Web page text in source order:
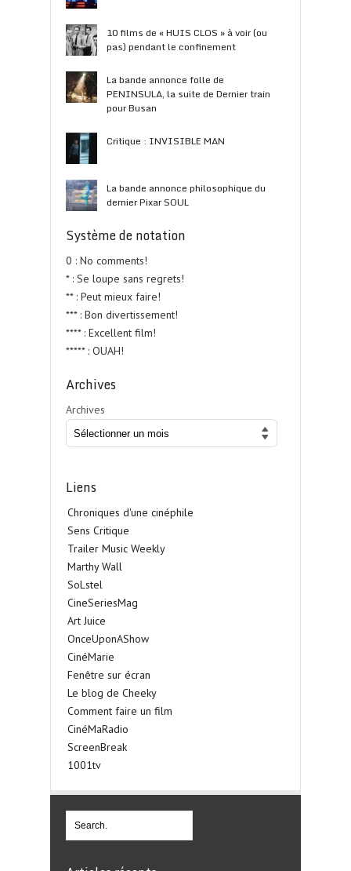
10 films de « HUIS CLOS » à voir (ou
pas) pendant le confinement
La bande annonce folle de
PENINSULA, la suite de Dernier train
pour Busan
Critique : INVISIBLE MAN
La bande annonce philosophique du
dernier Pixar SOUL
Système de notation
0 : No comments!
* : Se loupe sans regrets!
** : Peut mieux faire!
*** : Bon divertissement!
**** : Excellent film!
***** : OUAH!
Archives
Archives
Liens
Chroniques d'une cinéphile
Sens Critique
Trailer Music Weekly
Marthy Wall
SoLstel
CineSeriesMag
Art Juice
OnceUponAShow
CinéMarie
Fenêtre sur écran
Le blog de Cheeky
Comment faire un film
CinéMaRadio
ScreenBreak
1001tv